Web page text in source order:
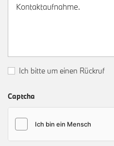
Ich bitte um einen Rückruf
Captcha